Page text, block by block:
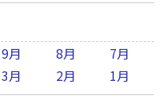
9月 8月
7月
3月 2月 1月